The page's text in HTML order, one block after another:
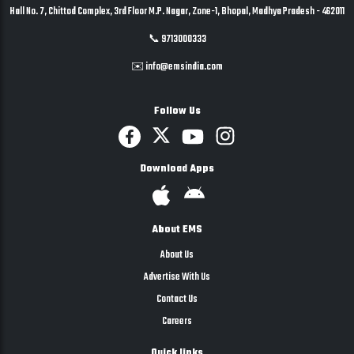
Hall No. 7, Chittod Complex, 3rd Floor M.P. Nagar, Zone-1, Bhopal, Madhya Pradesh - 462011
📞 9713000333
✉️ info@emsindia.com
Follow Us
Download Apps
About EMS
About Us
Advertise With Us
Contact Us
Careers